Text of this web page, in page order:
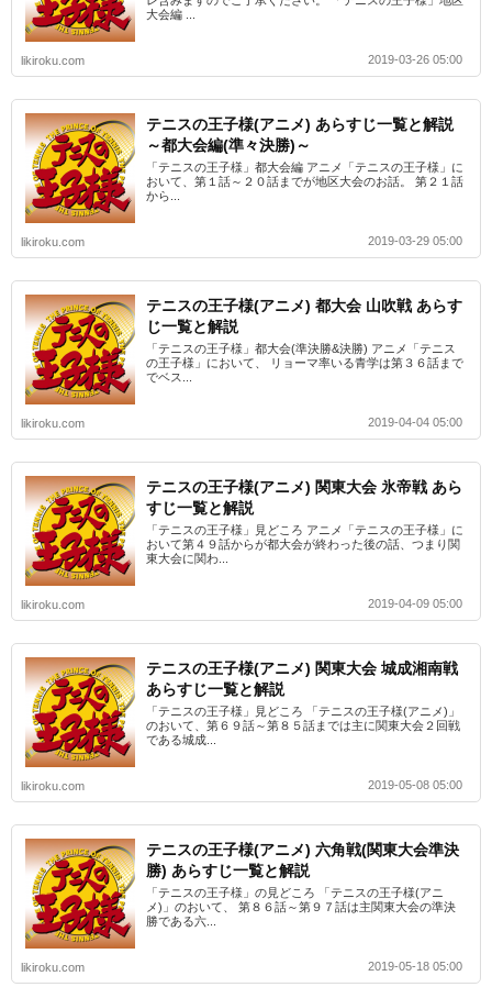
大会編 ...
likiroku.com 2019-03-26 05:00
テニスの王子様(アニメ) あらすじ一覧と解説
～都大会編(準々決勝)～
「テニスの王子様」都大会編 アニメ「テニスの王子様」に
おいて、第１話～２０話までが地区大会のお話。 第２１話
から...
likiroku.com 2019-03-29 05:00
テニスの王子様(アニメ) 都大会 山吹戦 あらす
じ一覧と解説
「テニスの王子様」都大会(準決勝&決勝) アニメ「テニス
の王子様」において、 リョーマ率いる青学は第３６話まで
でベス...
likiroku.com 2019-04-04 05:00
テニスの王子様(アニメ) 関東大会 氷帝戦 あら
すじ一覧と解説
「テニスの王子様」見どころ アニメ「テニスの王子様」に
おいて第４９話からが都大会が終わった後の話、つまり関
東大会に関わ...
likiroku.com 2019-04-09 05:00
テニスの王子様(アニメ) 関東大会 城成湘南戦
あらすじ一覧と解説
「テニスの王子様」見どころ 「テニスの王子様(アニメ)」
のおいて、第６９話～第８５話までは主に関東大会２回戦
である城成...
likiroku.com 2019-05-08 05:00
テニスの王子様(アニメ) 六角戦(関東大会準決
勝) あらすじ一覧と解説
「テニスの王子様」の見どころ 「テニスの王子様(アニ
メ)」のおいて、 第８６話～第９７話は主関東大会の準決
勝である六...
likiroku.com 2019-05-18 05:00